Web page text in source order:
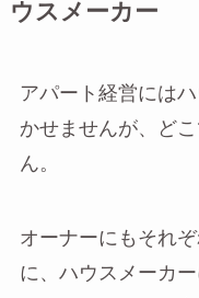
ウスメーカー
アパート経営には
かせませんが、ど
ん。
オーナーにもそれ
に、ハウスメーカ